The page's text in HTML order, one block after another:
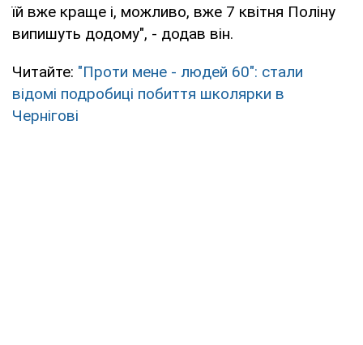
їй вже краще і, можливо, вже 7 квітня Поліну
випишуть додому", - додав він.
Читайте: "Проти мене - людей 60": стали
відомі подробиці побиття школярки в
Чернігові